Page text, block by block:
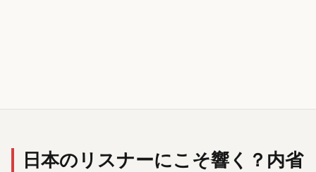
日本のリスナーにこそ響く？内省